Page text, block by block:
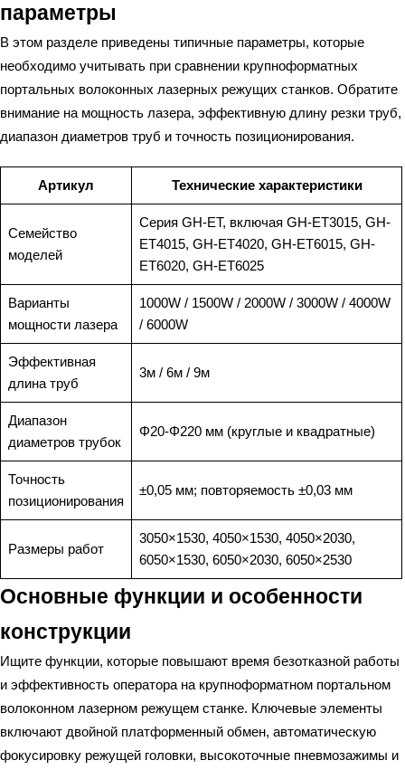
параметры
В этом разделе приведены типичные параметры, которые
необходимо учитывать при сравнении крупноформатных
портальных волоконных лазерных режущих станков. Обратите
внимание на мощность лазера, эффективную длину резки труб,
диапазон диаметров труб и точность позиционирования.
Артикул Технические характеристики
Семейство
моделей
Серия GH-ET, включая GH-ET3015, GH-
ET4015, GH-ET4020, GH-ET6015, GH-
ET6020, GH-ET6025
Варианты
мощности лазера
1000W / 1500W / 2000W / 3000W / 4000W
/ 6000W
Эффективная
длина труб
3м / 6м / 9м
Диапазон
диаметров трубок
Φ20-Φ220 мм (круглые и квадратные)
Точность
позиционирования
±0,05 мм; повторяемость ±0,03 мм
Размеры работ
3050×1530, 4050×1530, 4050×2030,
6050×1530, 6050×2030, 6050×2530
Основные функции и особенности
конструкции
Ищите функции, которые повышают время безотказной работы
и эффективность оператора на крупноформатном портальном
волоконном лазерном режущем станке. Ключевые элементы
включают двойной платформенный обмен, автоматическую
фокусировку режущей головки, высокоточные пневмозажимы и